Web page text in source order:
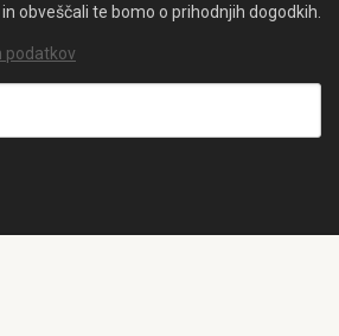
obveščali te bomo o prihodnjih dogodkih.
podatkov